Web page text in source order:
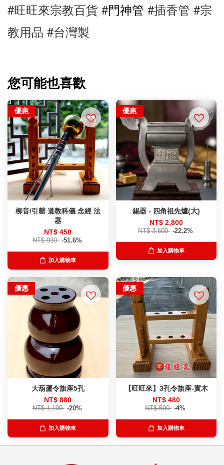
#旺旺來宗教百貨 #門神管 #插香管 #宗
教用品 #台灣製
您可能也喜歡
優惠
柳音/引罄 道教科儀 念經 法
器
NT$ 450
NT$ 930 -51.6%
加入購物車
優惠
錫器 - 四角祖先爐(大)
NT$ 2,800
NT$ 3,600 -22.2%
加入購物車
優惠
大葫蘆令旗座5孔
NT$ 880
NT$ 1,100 -20%
加入購物車
優惠
【旺旺來】3孔令旗座-實木
NT$ 480
NT$ 500 -4%
加入購物車